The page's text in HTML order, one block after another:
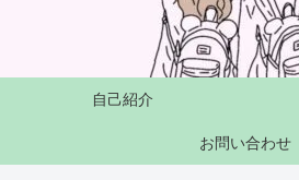
自己紹介
お問い合わせ